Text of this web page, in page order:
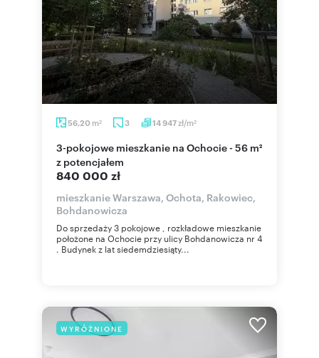
56,20 m2 3 14 947zł/m2
3-pokojowe mieszkanie na Ochocie - 56 m²
z potencjałem
840 000 zł
mieszkanie Warszawa, Ochota, Rakowiec,
Bohdanowicza
Do sprzedaży 3 pokojowe , rozkładowe mieszkanie
położone na Ochocie przy ulicy Bohdanowicza nr 4
. Budynek z lat siedemdziesiąty...
WYRÓŻNIONE